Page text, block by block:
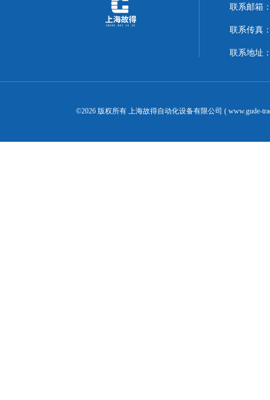
联系邮箱
联系传真
联系地址
©2026 版权所有 上海故得自动化设备有限公司 ( www.gude-